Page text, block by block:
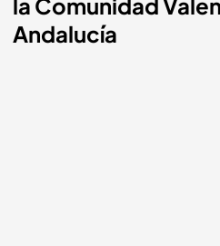
la Comunidad
Andalucía